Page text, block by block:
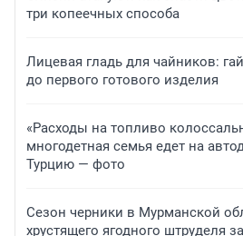
три копеечных способа
Лицевая гладь для чайников:
до первого готового изделия
«Расходы на топливо
многодетная семья едет на
Турцию — фото
Сезон черники в Мурманской
хрустящего ягодного штруделя